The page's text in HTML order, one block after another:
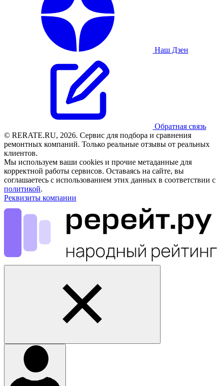
Наш Дзен
Обратная связь
© RERATE.RU, 2026. Сервис для подбора и сравнения
ремонтных компаний. Только реальные отзывы от реальных
клиентов.
Мы используем ваши cookies и прочие метаданные для
корректной работы сервисов. Оставаясь на сайте, вы
соглашаетесь с использованием этих данных в соответствии с
политикой.
Реквизиты компании